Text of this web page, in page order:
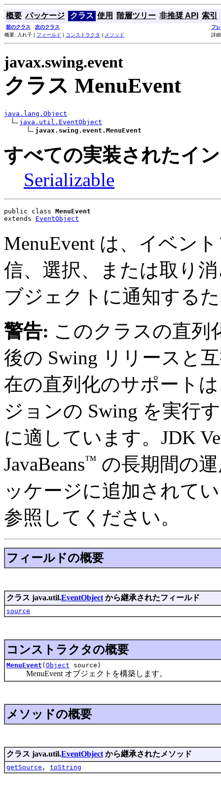
概要 パッケージ クラス 使用 階層ツリー 非推奨 API 索引
前のクラス 次のクラス
フ
概要: 入れ子 | フィールド | コンストラクタ | メソッド 詳
javax.swing.event
クラス MenuEvent
java.lang.Object
java.util.EventObject
javax.swing.event.MenuEvent
すべての実装されたイ
Serializable
public class MenuEvent
extends EventObject
MenuEvent は、イベン
信、選択、または取り
ブジェクトに通知する
警告: このクラスの直列
後の Swing リリースと
在の直列化のサポート
ジョンの Swing を実行
に適しています。JDK
JavaBeans™ の長期間の
ッケージに追加されて
参照してください。
フィールドの概要
クラス java.util.EventObject から継承されたフィールド
source
コンストラクタの概要
MenuEvent ( Object source)
MenuEvent オブジェクトを構築します。
メソッドの概要
クラス java.util.EventObject から継承されたメソッド
getSource , toString